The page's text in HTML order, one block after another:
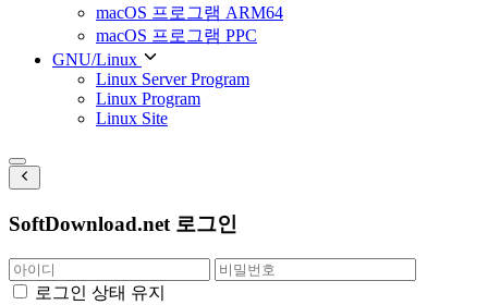
macOS 프로그램 ARM64
macOS 프로그램 PPC
GNU/Linux
Linux Server Program
Linux Program
Linux Site
SoftDownload.net 로그인
로그인 상태 유지